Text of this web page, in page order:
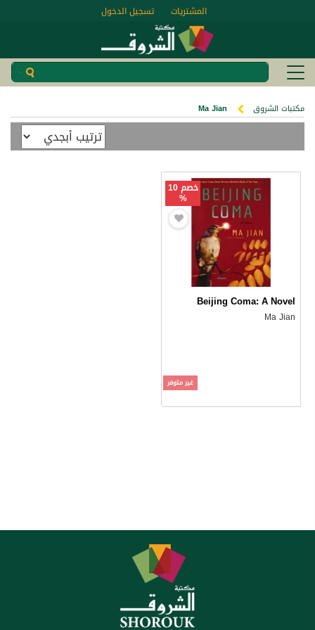
تسجيل الدخول المشتريات
مكتبات الشروق Ma Jian
خصم 10
%
Beijing Coma: A Novel
Ma Jian
غير متوفر